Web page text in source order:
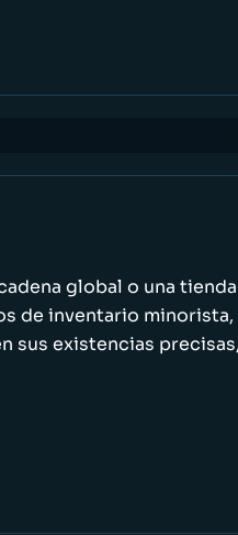
global o una
de inventario
sus existencias